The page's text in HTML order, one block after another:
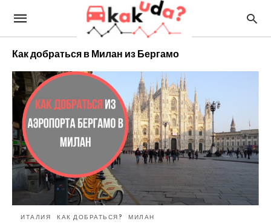
Как добраться в Милан из Бергамо
ИТАЛИЯ КАК ДОБРАТЬСЯ? МИЛАН